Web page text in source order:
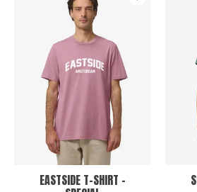
EASTSIDE T-SHIRT -